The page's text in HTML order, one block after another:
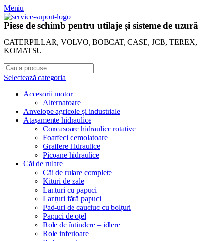
Meniu
Piese de schimb pentru utilaje și sisteme de uzură
CATERPILLAR, VOLVO, BOBCAT, CASE, JCB, TEREX,
KOMATSU
Selectează categoria
Accesorii motor
Alternatoare
Anvelope agricole și industriale
Atașamente hidraulice
Concasoare hidraulice rotative
Foarfeci demolatoare
Graifere hidraulice
Picoane hidraulice
Căi de rulare
Căi de rulare complete
Kituri de zale
Lanțuri cu papuci
Lanțuri fără papuci
Pad-uri de cauciuc cu bolțuri
Papuci de oțel
Role de întindere – idlere
Role inferioare